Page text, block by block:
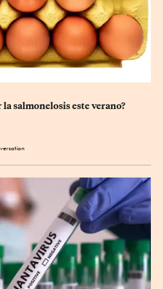
salmonelosis este verano?